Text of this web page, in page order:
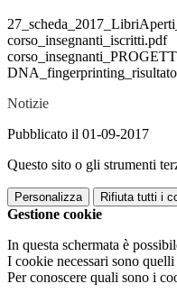
corso_insegnanti_iscritti.pdf
Notizie
Pubblicato il 01-09-2017
Questo sito o gli strumenti
Personalizza Rifiuta tutti i
Gestione cookie
In questa schermata è
I cookie necessari sono
Per conoscere quali sono i